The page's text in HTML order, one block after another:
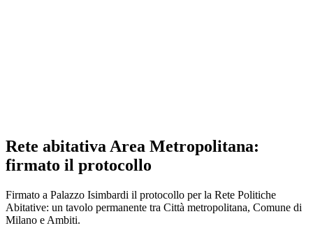
Rete abitativa Area Metropolitana:
firmato il protocollo
Firmato a Palazzo Isimbardi il protocollo per la Rete Politiche
Abitative: un tavolo permanente tra Città metropolitana, Comune di
Milano e Ambiti.